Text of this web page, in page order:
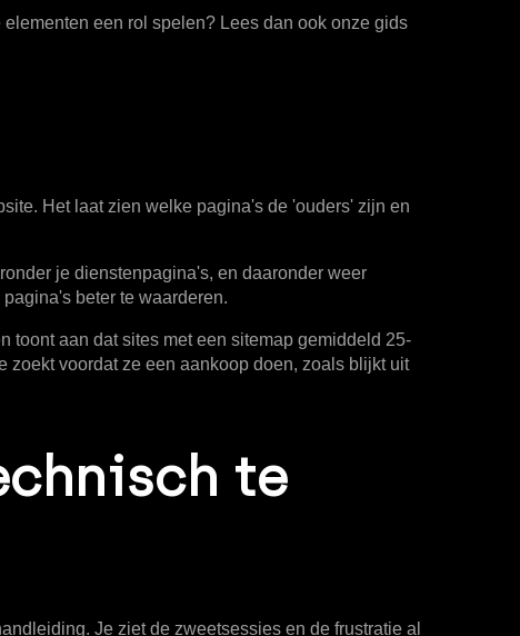
een rol spelen? Lees dan ook onze gids
Het laat zien welke pagina's de 'ouders' zijn en
je dienstenpagina's, en daaronder weer
beter te waarderen.
toont aan dat sites met een sitemap gemiddeld 25-
zoekt voordat ze een aankoop doen, zoals blijkt uit
te
Je ziet de zweetsessies en de frustratie al